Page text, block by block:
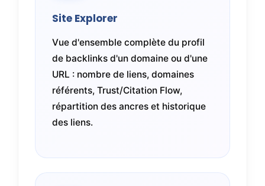
Site Explorer
Vue d'ensemble complète du profil
de backlinks d'un domaine ou d'une
URL : nombre de liens, domaines
référents, Trust/Citation Flow,
répartition des ancres et historique
des liens.